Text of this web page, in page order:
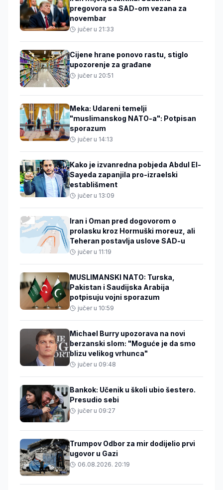
pregovora sa SAD-om vezana za
novembar
jučer u 21:33
Cijene hrane ponovo rastu, stiglo
upozorenje za građane
jučer u 20:51
Meka: Udareni temelji
"muslimanskog NATO-a": Potpisan
sporazum
jučer u 14:13
Kako je izvanredna pobjeda Abdul El-
Sayeda zapanjila pro-izraelski
establišment
jučer u 13:09
Iran i Oman pred dogovorom o
prolasku kroz Hormuški moreuz, ali
Teheran postavlja uslove SAD-u
jučer u 11:19
MUSLIMANSKI NATO: Turska,
Pakistan i Saudijska Arabija
potpisuju vojni sporazum
jučer u 10:59
Michael Burry upozorava na novi
berzanski slom: "Moguće je da smo
blizu velikog vrhunca"
jučer u 09:48
Bankok: Učenik u školi ubio šestero.
Presudio sebi
jučer u 09:27
Trumpov Odbor za mir dodijelio prvi
ugovor u Gazi
06.08.2026. 20:19